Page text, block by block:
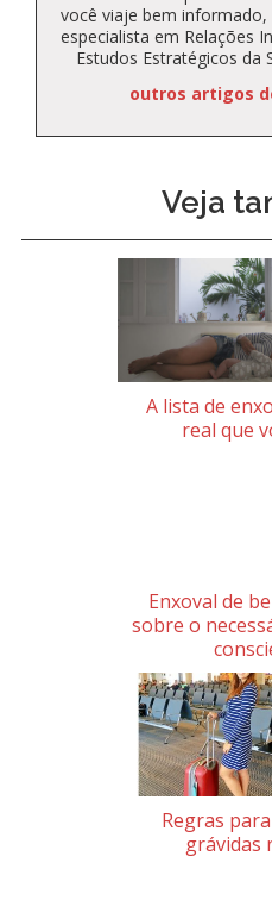
você viaje bem
especialista em Relações
Estudos Estratégicos da
outros artigos
Veja
A lista de
real que
Enxoval de
sobre o
Regras
grávidas